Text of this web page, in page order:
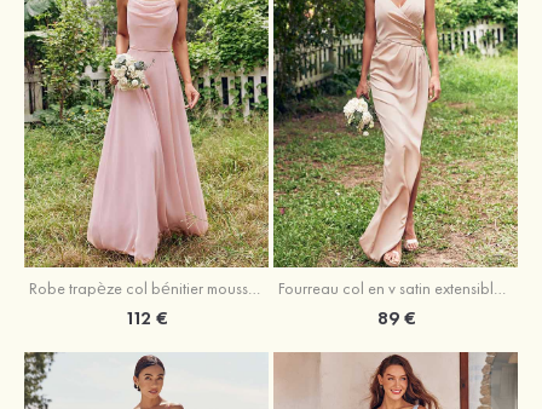
Robe trapèze col bénitier mousseline ras du sol robe de demoiselle d'honneur
112 €
Fourreau col en v satin extensible asymétrique robe de demoiselle d'honneur
89 €